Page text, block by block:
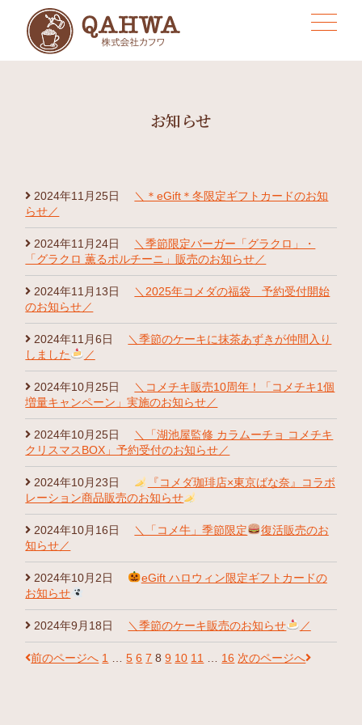
お知らせ
2024年11月25日
＼＊eGift＊冬限定ギフトカードのお知
らせ／
2024年11月24日
＼季節限定バーガー「グラクロ」・
「グラクロ 薫るポルチーニ」販売のお知らせ／
2024年11月13日
＼2025年コメダの福袋 予約受付開始
のお知らせ／
2024年11月6日
＼季節のケーキに抹茶あずきが仲間入り
しました
／
2024年10月25日
＼コメチキ販売10周年！「コメチキ1個
増量キャンペーン」実施のお知らせ／
2024年10月25日
＼「湖池屋監修 カラムーチョ コメチキ
クリスマスBOX」予約受付のお知らせ／
2024年10月23日
『コメダ珈琲店×東京ばな奈』コラボ
レーション商品販売のお知らせ
2024年10月16日 ＼「コメ牛」季節限定
復活販売のお
知らせ／
2024年10月2日
eGift ハロウィン限定ギフトカードの
お知らせ
2024年9月18日 ＼季節のケーキ販売のお知らせ ／
前のページへ 1 5 6 7 8 9 10 11 16 次のページへ